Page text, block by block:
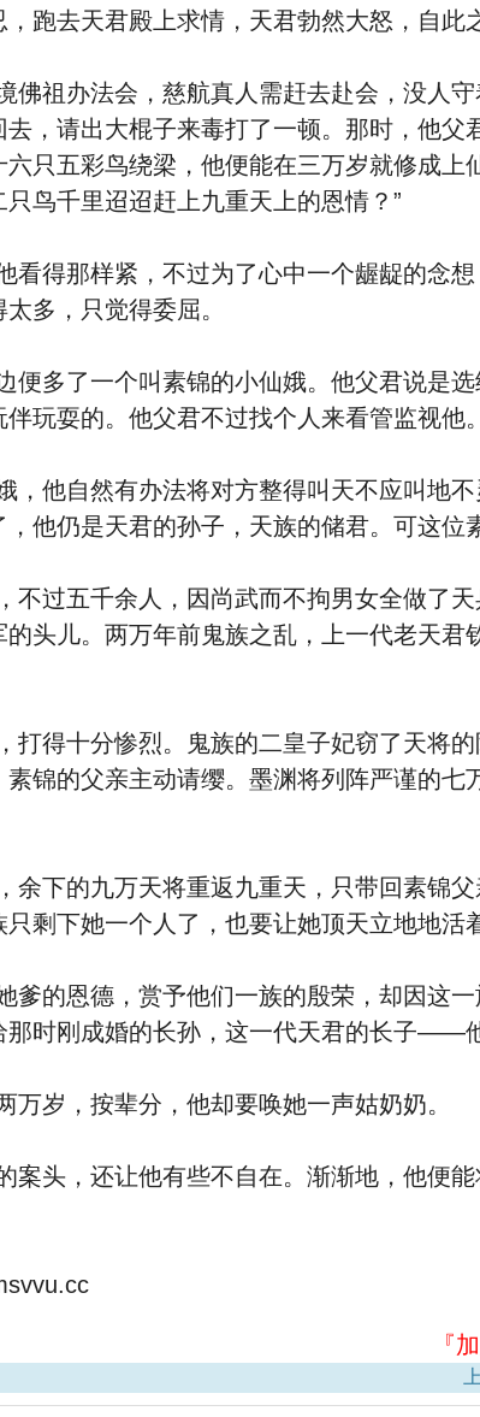
跑去天君殿上求情，天君勃然大怒，自此
办法会，慈航真人需赶去赴会，没人守
，请出大棍子来毒打了一顿。那时，他
只五彩鸟绕梁，他便能在三万岁就修成
鸟千里迢迢赶上九重天上的恩情？”
那样紧，不过为了心中一个龌龊的念想
多，只觉得委屈。
了一个叫素锦的小仙娥。他父君说是选
玩耍的。他父君不过找个人来看管监视他。
自然有办法将对方整得叫天不应叫地不
他仍是天君的孙子，天族的储君。可这位
五千余人，因尚武而不拘男女全做了天
头儿。两万年前鬼族之乱，上一代老天
十分惨烈。鬼族的二皇子妃窃了天将的
锦的父亲主动请缨。墨渊将列阵严谨的
的九万天将重返九重天，只带回素锦父
剩下她一个人了，也要让她顶天立地地活
恩德，赏予他们一族的殷荣，却因这一
那时刚成婚的长孙，这一代天君的长子——
，按辈分，他却要唤她一声姑奶奶。
，还让他有些不自在。渐渐地，他便能
『